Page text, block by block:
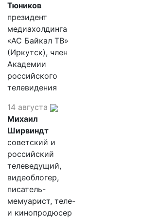
Тюников
президент
медиахолдинга
«АС Байкал ТВ»
(Иркутск), член
Академии
российского
телевидения
14 августа
Михаил
Ширвиндт
советский и
российский
телеведущий,
видеоблогер,
писатель-
мемуарист, теле-
и кинопродюсер